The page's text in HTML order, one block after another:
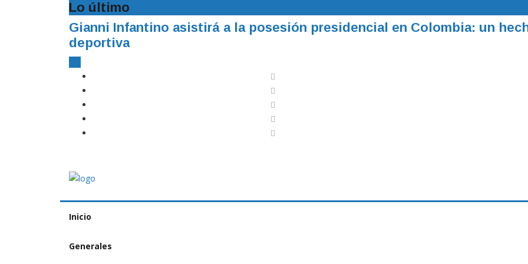
Lo último
en la diplomacia
EVAFE 2026 presentó su programación oficial y ratificó su
Inicio
Generales